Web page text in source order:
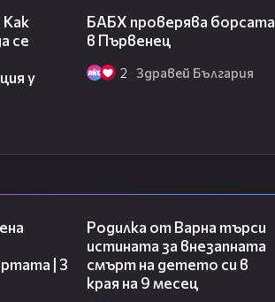
Как
се
у
БАБХ проверява борсата
в Първенец
2 Здравей България
| 3
Родилка от Варна търси
истината за внезапната
смърт на детето си в
края на 9 месец